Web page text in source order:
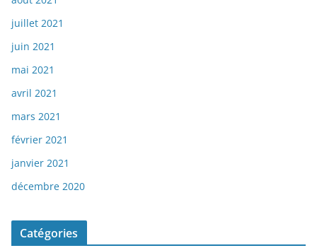
juillet 2021
juin 2021
mai 2021
avril 2021
mars 2021
février 2021
janvier 2021
décembre 2020
Catégories